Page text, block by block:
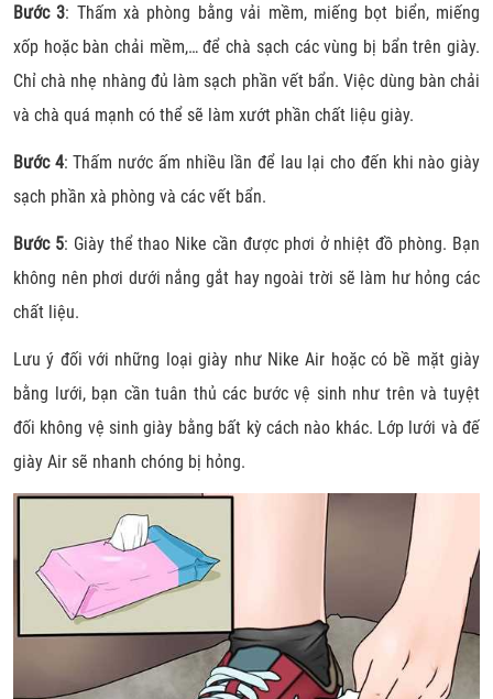
Bước 3: Thấm xà phòng bằng vải mềm, miếng bọt biển, miếng
xốp hoặc bàn chải mềm,… để chà sạch các vùng bị bẩn trên giày.
Chỉ chà nhẹ nhàng đủ làm sạch phần vết bẩn. Việc dùng bàn chải
và chà quá mạnh có thể sẽ làm xướt phần chất liệu giày.
Bước 4: Thấm nước ấm nhiều lần để lau lại cho đến khi nào giày
sạch phần xà phòng và các vết bẩn.
Bước 5: Giày thể thao Nike cần được phơi ở nhiệt đồ phòng. Bạn
không nên phơi dưới nắng gắt hay ngoài trời sẽ làm hư hỏng các
chất liệu.
Lưu ý đối với những loại giày như Nike Air hoặc có bề mặt giày
bằng lưới, bạn cần tuân thủ các bước vệ sinh như trên và tuyệt
đối không vệ sinh giày bằng bất kỳ cách nào khác. Lớp lưới và đế
giày Air sẽ nhanh chóng bị hỏng.